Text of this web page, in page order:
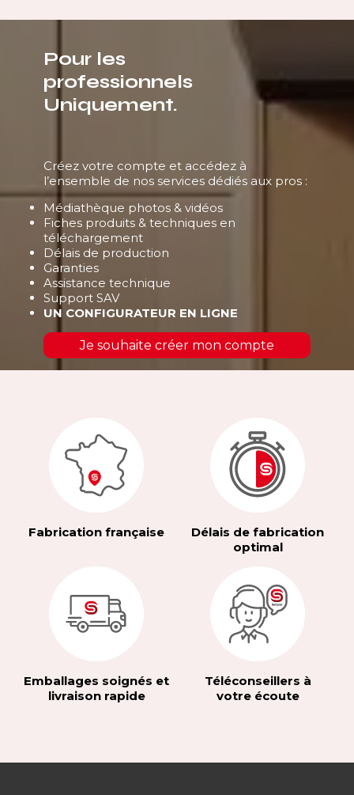
Pour les
professionnels
Uniquement.
Créez votre compte et accédez à
l’ensemble de nos services dédiés aux pros :
Médiathèque photos & vidéos
Fiches produits & techniques en
téléchargement
Délais de production
Garanties
Assistance technique
Support SAV
UN CONFIGURATEUR EN LIGNE
Je souhaite créer mon compte
Fabrication française
Délais de fabrication
optimal
Emballages soignés et
livraison rapide
Téléconseillers à
votre écoute